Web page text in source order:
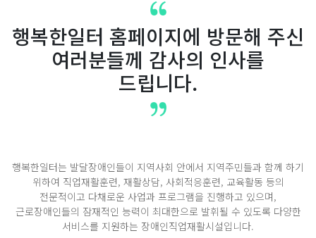
행복한일터 홈페이지에 방문해 주신
여러분들께 감사의 인사를
드립니다.
행복한일터는 발달장애인들이 지역사회 안에서 지역주민들과 함께 하기
위하여 직업재활훈련, 재활상담, 사회적응훈련, 교육활동 등의
전문적이고 다채로운 사업과 프로그램을 진행하고 있으며,
근로장애인들의 잠재적인 능력이 최대한으로 발휘될 수 있도록 다양한
서비스를 지원하는 장애인직업재활시설입니다.